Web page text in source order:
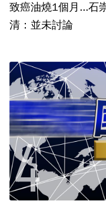
致癌油燒1個月...石崇良
清：並未討論